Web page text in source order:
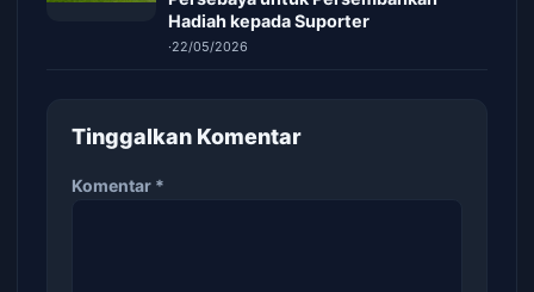
Hadiah kepada Suporter
·22/05/2026
Tinggalkan Komentar
Komentar *